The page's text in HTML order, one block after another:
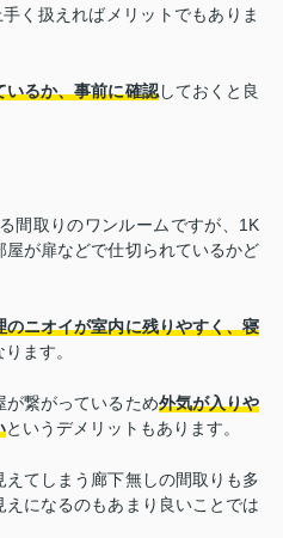
く扱えればメリットでもありま
いるか、事前に確認しておくと良
間取りのワンルームですが、1K
が扉などで仕切られているかど
ニオイが室内に残りやすく、寝
ます。
が繋がっているため外気が入りや
というデメリットもあります。
てしまう廊下無しの間取りも多
になるのもあまり良いことでは